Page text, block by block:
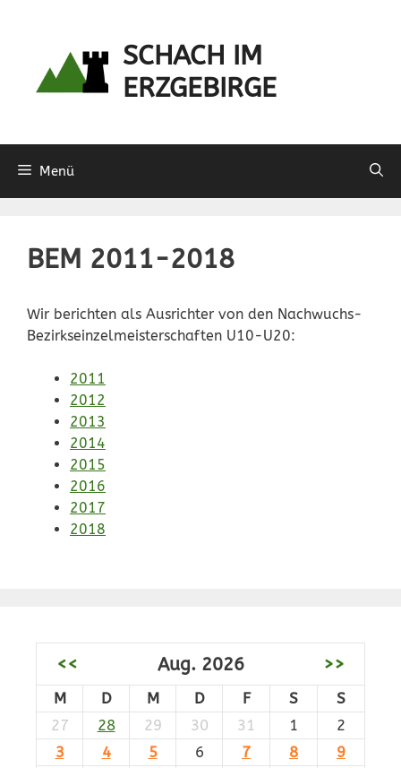
SCHACH IM
ERZGEBIRGE
Menü
BEM 2011-2018
Wir berichten als Ausrichter von den Nachwuchs-
Bezirkseinzelmeisterschaften U10-U20:
2011
2012
2013
2014
2015
2016
2017
2018
<< Aug. 2026 >>
M D M D F S
S
27
28 29 30 31 1
2
3
4 5 6 7 8
9